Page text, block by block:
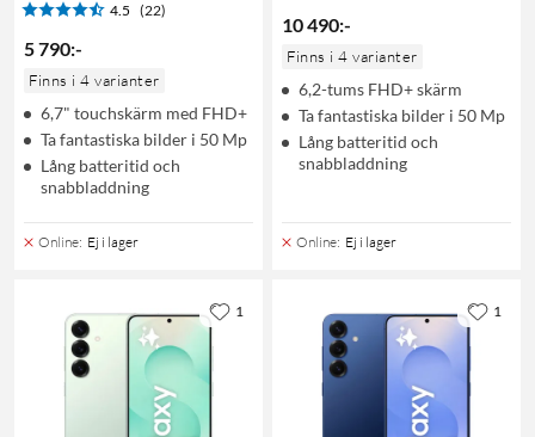
4.5 (22)
5 790:-
Finns i 4 varianter
6,7" touchskärm med FHD+
Ta fantastiska bilder i 50 Mp
Lång batteritid och
snabbladdning
Online: Ej i lager
10 490:-
Finns i 4 varianter
6,2-tums FHD+ skärm
Ta fantastiska bilder i 50 Mp
Lång batteritid och
snabbladdning
Online: Ej i lager
1 1